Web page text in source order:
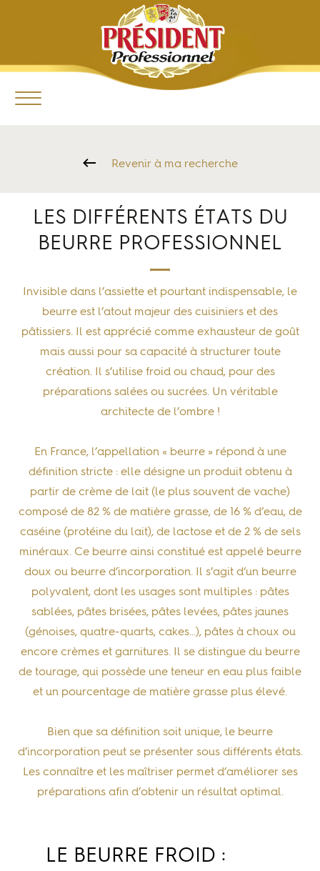
Revenir à ma recherche
LES DIFFÉRENTS ÉTATS DU
BEURRE PROFESSIONNEL
Invisible dans l’assiette et pourtant indispensable, le
beurre est l’atout majeur des cuisiniers et des
pâtissiers. Il est apprécié commeexhausteur de goût
mais aussi pour sa capacité à structurer toute
création. Il s’utilise froid ou chaud, pour des
préparations salées ou sucrées. Un véritable
architecte de l’ombre !
En France, l’appellation « beurre » répond à une
définition stricte: elle désigne un produit obtenu à
partir de crème de lait (le plus souvent de vache)
composé de 82 % de matière grasse, de 16 % d’eau, de
caséine (protéine du lait), de lactose et de 2 % de sels
minéraux. Ce beurre ainsi constitué est appelé beurre
doux ou beurre d’incorporation. Il s’agit d’un beurre
polyvalent, dont les usages sont multiples : pâtes
sablées, pâtes brisées, pâtes levées, pâtes jaunes
(génoises, quatre-quarts, cakes…), pâtes à choux ou
encore crèmes et garnitures. Il se distingue du beurre
de tourage, qui possède une teneur en eau plus faible
et un pourcentage de matière grasse plus élevé.
Bien que sa définition soit unique, le beurre
d’incorporation peut se présenter sous différents états.
Les connaître et les maîtriser permet d’améliorer ses
préparations afin d’obtenir un résultat optimal.
LE BEURRE FROID :